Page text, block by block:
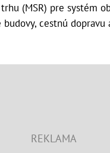
(MSR) pre systém
cestnú dopravu